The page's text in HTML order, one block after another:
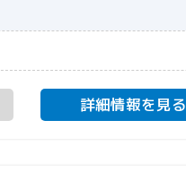
詳細情報を見る